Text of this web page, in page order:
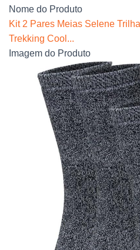
Nome do Produto
Kit 2 Pares Meias Selene
Trekking Cool...
Imagem do Produto